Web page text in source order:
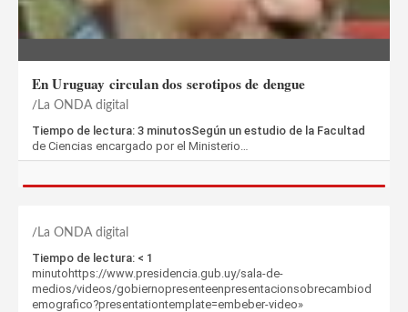
En Uruguay circulan dos serotipos de dengue
La ONDA digital
Tiempo de lectura: 3 minutosSegún un estudio de la Facultad
de Ciencias encargado por el Ministerio…
La ONDA digital
Tiempo de lectura: < 1
minutohttps://www.presidencia.gub.uy/sala-de-
medios/videos/gobiernopresenteenpresentacionsobrecambiod
emografico?presentationtemplate=embeber-video»